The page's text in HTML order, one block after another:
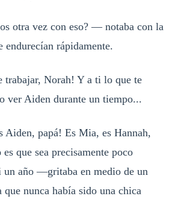
otra vez con eso? — notaba con la
endurecían rápidamente.
trabajar, Norah! Y a ti lo que te
ver Aiden durante un tiempo...
papá! Es Mia, es Hannah,
es que sea precisamente poco
un año —gritaba en medio de un
que nunca había sido una chica